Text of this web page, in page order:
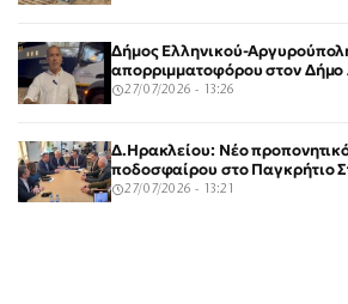
Δήμος Ελληνικού-
απορριμματοφόρου στον Δήμο
27/07/2026 - 13:26
Δ.Ηρακλείου: Νέο
ποδοσφαίρου στο Παγκρήτιο
27/07/2026 - 13:21